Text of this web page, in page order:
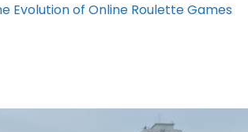
Evolution of Online Roulette Games